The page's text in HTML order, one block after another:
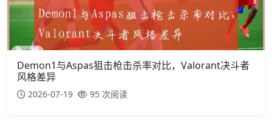
Demon1与Aspas狙击枪击杀率对比，Valorant决斗者
风格差异
2026-07-19 95 次阅读